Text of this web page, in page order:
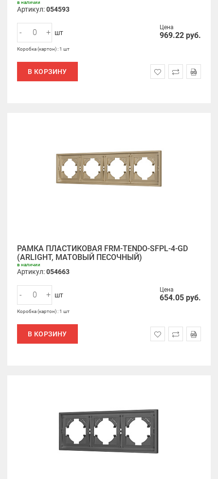
в наличии
Артикул:054593
Цена
969.22 руб.
- + шт
Коробка (картон) : 1 шт
В КОРЗИНУ
РАМКА ПЛАСТИКОВАЯ FRM-TENDO-SFPL-4-GD
(ARLIGHT, МАТОВЫЙ ПЕСОЧНЫЙ)
в наличии
Артикул:054663
Цена
654.05 руб.
- + шт
Коробка (картон) : 1 шт
В КОРЗИНУ